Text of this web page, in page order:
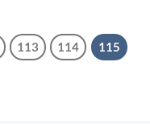
113 114 115